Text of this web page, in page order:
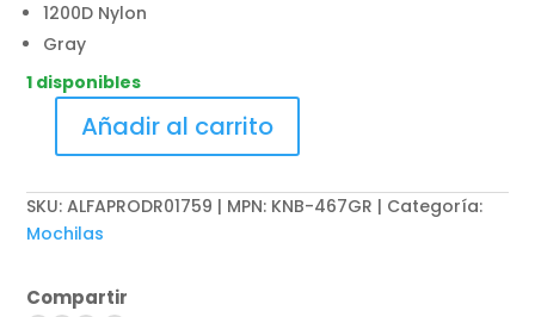
1200D Nylon
Gray
1 disponibles
-
Notebook
-
Añadir al carrito
SKU:ALFAPRODR01759 | MPN: KNB-467GR
Categoría:
Mochilas
Compartir